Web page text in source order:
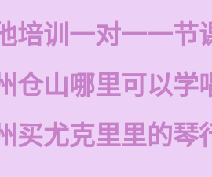
培训一对一一节
仓山哪里可以学
买尤克里里的琴